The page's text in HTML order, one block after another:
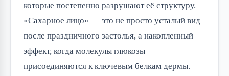
которые постепенно разрушают её структуру.
«Сахарное лицо» — это не просто усталый вид
после праздничного застолья, а накопленный
эффект, когда молекулы глюкозы
присоединяются к ключевым белкам дермы.